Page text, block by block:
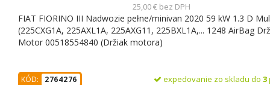
25,00 € bez DPH
FIAT FIORINO III Nadwozie pełne/minivan 2020 59 kW 1.3 D
(225CXG1A, 225AXL1A, 225AXG11, 225BXL1A,... 1248 AirBag
Motor 00518554840 (Držiak motora)
KÓD: 2764276 expedovanie zo skladu do 3